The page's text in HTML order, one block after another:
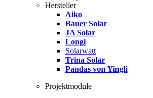
Hersteller
Aiko
Bauer Solar
JA Solar
Longi
Solarwatt
Trina Solar
Pandas von Yingli
Projektmodule